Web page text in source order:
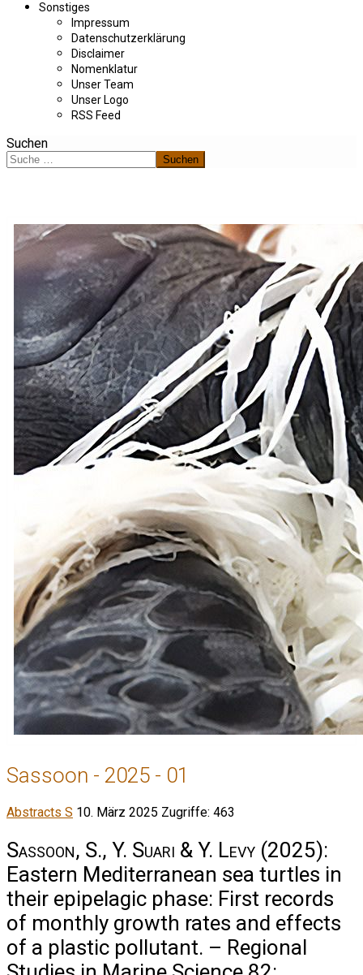
Sonstiges
Impressum
Datenschutzerklärung
Disclaimer
Nomenklatur
Unser Team
Unser Logo
RSS Feed
Suchen
Suchen
Sassoon - 2025 - 01
Abstracts S 10. März 2025 Zugriffe: 463
Sassoon, S., Y. Suari & Y. Levy (2025):
Eastern Mediterranean sea turtles in
their epipelagic phase: First records
of monthly growth rates and effects
of a plastic pollutant. – Regional